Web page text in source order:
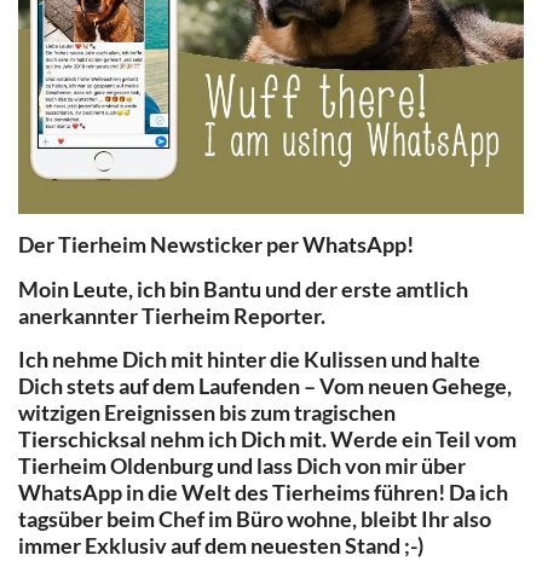
Der Tierheim Newsticker per WhatsApp!
Moin Leute, ich bin Bantu und der erste amtlich
anerkannter Tierheim Reporter.
Ich nehme Dich mit hinter die Kulissen und halte
Dich stets auf dem Laufenden – Vom neuen Gehege,
witzigen Ereignissen bis zum tragischen
Tierschicksal nehm ich Dich mit. Werde ein Teil vom
Tierheim Oldenburg und lass Dich von mir über
WhatsApp in die Welt des Tierheims führen! Da ich
tagsüber beim Chef im Büro wohne, bleibt Ihr also
immer Exklusiv auf dem neuesten Stand ;-)